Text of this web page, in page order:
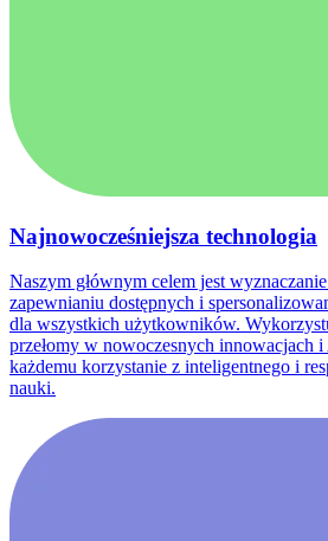
Najnowocześniejsza technologia
Naszym głównym celem jest
zapewnianiu dostępnych i
dla wszystkich użytkowników.
przełomy w nowoczesnych innowacjach
każdemu korzystanie z inteligentnego i
nauki.